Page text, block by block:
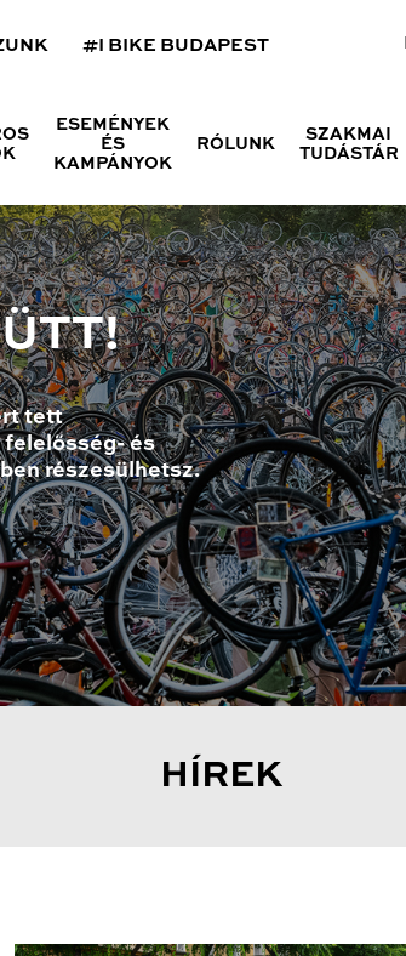
#I BIKE BUDAPEST
ESEMÉNYEK
ÉS
KAMPÁNYOK
RÓLUNK
SZAKMAI
TUDÁSTÁR
tett
és
részesülhetsz.
HÍREK